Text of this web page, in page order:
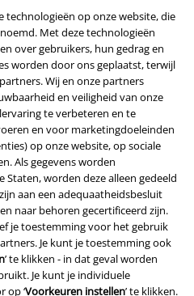
technologieën op onze website, die
Met deze technologieën
over gebruikers, hun gedrag en
worden door ons geplaatst, terwijl
Wij en onze partners
en veiligheid van onze
te verbeteren en te
en voor marketingdoeleinden
op onze website, op sociale
Als gegevens worden
Staten, worden deze alleen gedeeld
aan een adequaatheidsbesluit
naar behoren gecertificeerd zijn.
je toestemming voor het gebruik
Je kunt je toestemming ook
’ te klikken - in dat geval worden
Je kunt je individuele
op ‘Voorkeuren instellen’ te klikken.
app
app en profiteer van alle nieuwe
voordelen!
Group Company